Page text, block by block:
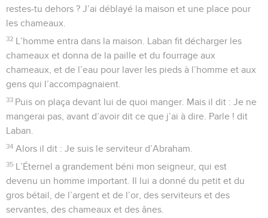
restes-tu dehors ? J’ai déblayé la maison et une place pour
les chameaux.
32 L’homme entra dans la maison. Laban fit décharger les
chameaux et donna de la paille et du fourrage aux
chameaux, et de l’eau pour laver les pieds à l’homme et aux
gens qui l’accompagnaient.
33 Puis on plaça devant lui de quoi manger. Mais il dit : Je ne
mangerai pas, avant d’avoir dit ce que j’ai à dire. Parle ! dit
Laban.
34 Alors il dit : Je suis le serviteur d’Abraham.
35 L’Éternel a grandement béni mon seigneur, qui est
devenu un homme important. Il lui a donné du petit et du
gros bétail, de l’argent et de l’or, des serviteurs et des
servantes, des chameaux et des ânes.